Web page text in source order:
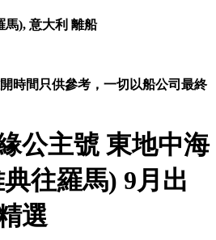
馬), 意大利 離船
時間只供參考，一切以船公司最終
公主號 東地中海
往羅馬) 9月出
選